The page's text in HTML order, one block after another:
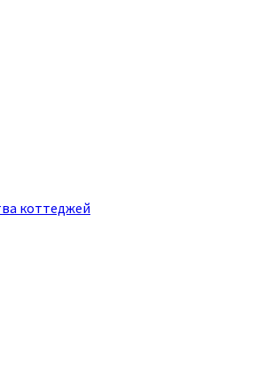
коттеджей